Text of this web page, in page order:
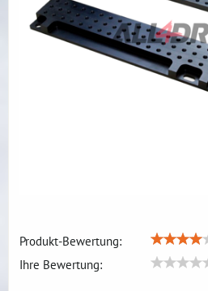
Produkt-Bewertung:
Ihre Bewertung: